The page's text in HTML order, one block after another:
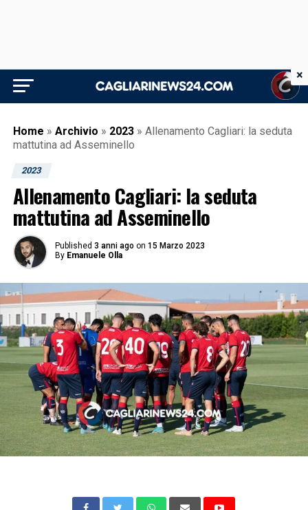
Home » Archivio » 2023 » Allenamento Cagliari: la seduta
mattutina ad Asseminello
2023
Allenamento Cagliari: la seduta
mattutina ad Asseminello
Published 3 anni ago on 15 Marzo 2023
By Emanuele Olla
×